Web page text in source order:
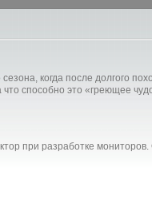
когда после долгого
способно это «греющее
при разработке